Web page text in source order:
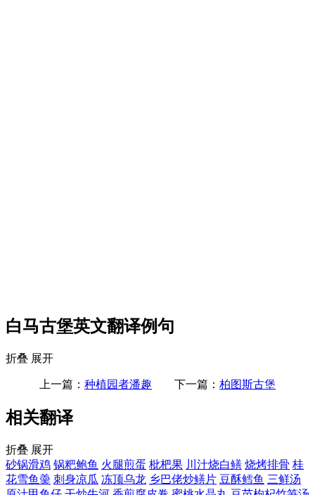
白马古堡英文翻译例句
折叠 展开
上一篇： 种植园者潘趣 下一篇： 柏图斯古堡
相关翻译
折叠 展开
砂锅滑鸡 锅粑鲍鱼 火腿煎蛋 枇杷果 川汁烧白鳝 烧烤排骨 桂
花雪鱼羮 刺身凉瓜 冻顶乌龙 乡巴佬炒鳝片 豆酥鳕鱼 三鲜汤